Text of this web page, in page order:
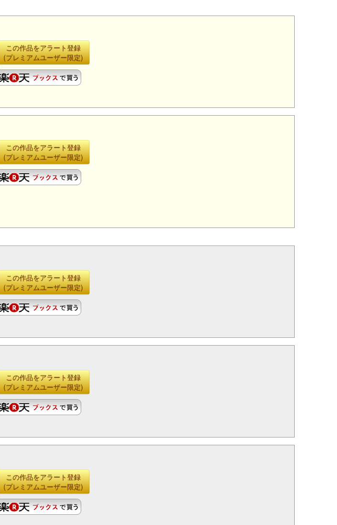
この作品をアラート登録
(プレミアムユーザー限定)
この作品をアラート登録
(プレミアムユーザー限定)
この作品をアラート登録
(プレミアムユーザー限定)
この作品をアラート登録
(プレミアムユーザー限定)
この作品をアラート登録
(プレミアムユーザー限定)